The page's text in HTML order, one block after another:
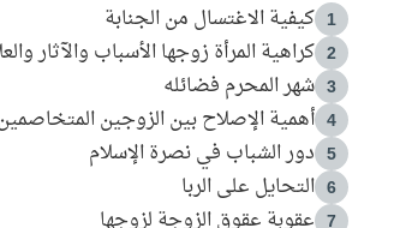
1 كيفية الاغتسال من الجنابة
2 كراهية المرأة زوجها الأسباب والآثار
3 شهر المحرم فضائله
4 أهمية الإصلاح بين الزوجين
5 دور الشباب في نصرة الإسلام
6 التحايل على الربا
7 عقوبة عقوق الزوجة لزوجها